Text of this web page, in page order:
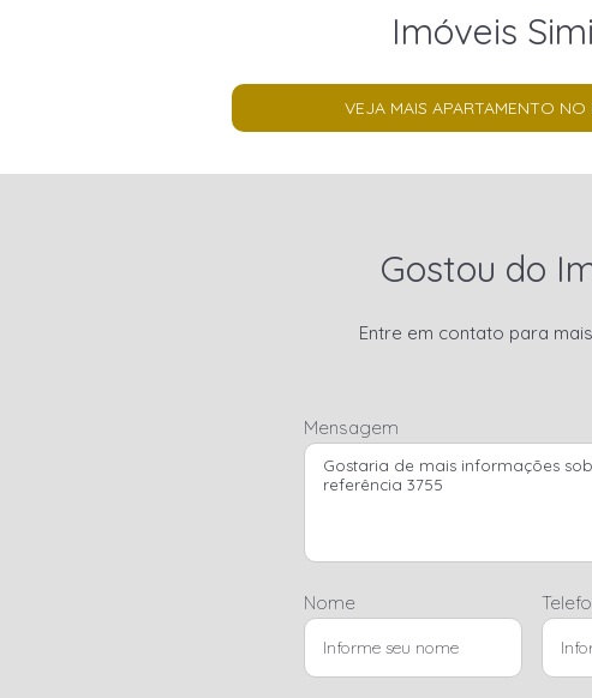
Imóveis
VEJA MAIS APARTAMENTO NO
Gostou do
Entre em contato para
Mensagem
Nome